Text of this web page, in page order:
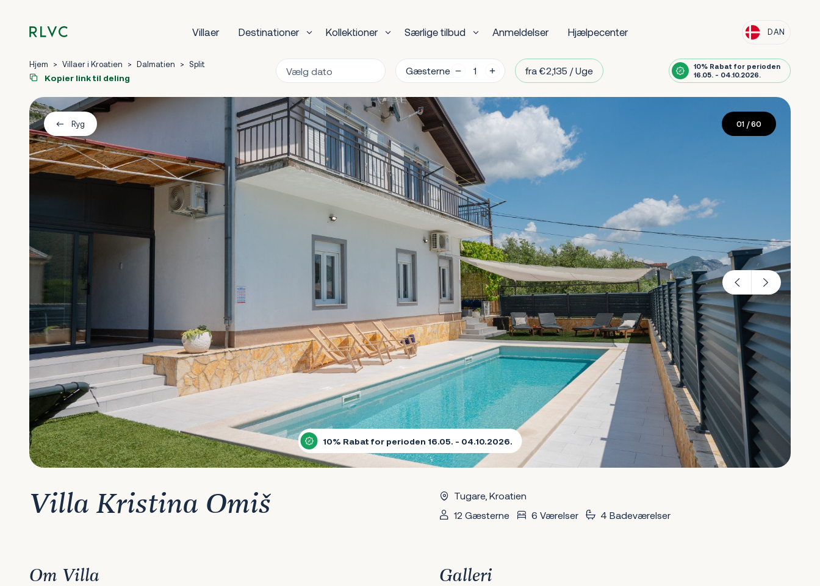
Villaer Destinationer Kollektioner Særlige tilbud Anmeldelser Hjælpecenter DAN
Hjem > Villaer i Kroatien > Dalmatien > Split
Kopier link til deling
Gæsterne fra €2,135 / Uge
10% Rabat for perioden
16.05. - 04.10.2026.
Ryg
10% Rabat for perioden 16.05. - 04.10.2026.
01 / 60
Villa Kristina Omiš
Tugare, Kroatien
12 Gæsterne
6 Værelser 4 Badeværelser
Om Villa Galleri